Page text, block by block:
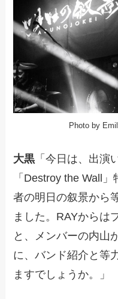
Photo by
大黒 「今日は、出演
「Destroy the Wall
者の明日の叙景から
ました。RAYからは
と、メンバーの内山
に、バンド紹介と等
ますでしょうか。」